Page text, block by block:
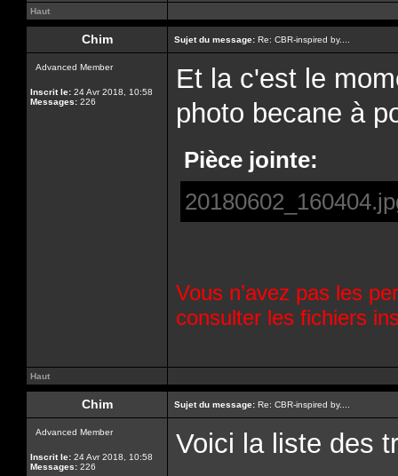
Haut
Chim Sujet du message: Re: CBR-inspired by....
Advanced Member
Inscrit le: 24 Avr 2018, 10:58
Messages: 226
Et la c'est le
photo becane à
Pièce jointe:
Vous n’avez pas les
consulter les fichiers
Haut
Chim Sujet du message: Re: CBR-inspired by....
Advanced Member
Inscrit le: 24 Avr 2018, 10:58
Messages: 226
Voici la liste des